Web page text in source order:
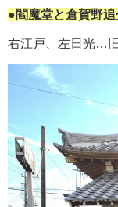
●閻魔堂と倉賀野追
右江戸、左日光…